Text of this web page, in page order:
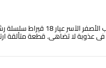
عذوبة لا تضاهى. قطعة متألقة